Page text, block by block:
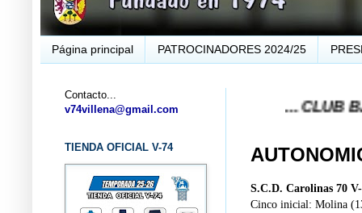
Página principal PATROCINADORES 2024/25
... CLUB
S.C.D. Carolinas 70
Cinco inicial: Molina
Contacto...
v74villena@gmail.com
TIENDA OFICIAL V-74